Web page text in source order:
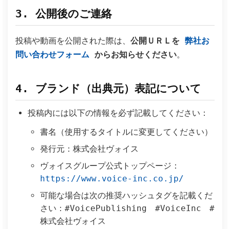
3. 公開後のご連絡
投稿や動画を公開された際は、 公開ＵＲＬを 弊社お
問い合わせフォーム からお知らせください。
4. ブランド（出典元）表記について
投稿内には以下の情報を必ず記載してください：
書名（使用するタイトルに変更してください）
発行元：株式会社ヴォイス
ヴォイスグループ公式トップページ：
https://www.voice-inc.co.jp/
可能な場合は次の推奨ハッシュタグを記載くだ
さい：#VoicePublishing #VoiceInc #
株式会社ヴォイス